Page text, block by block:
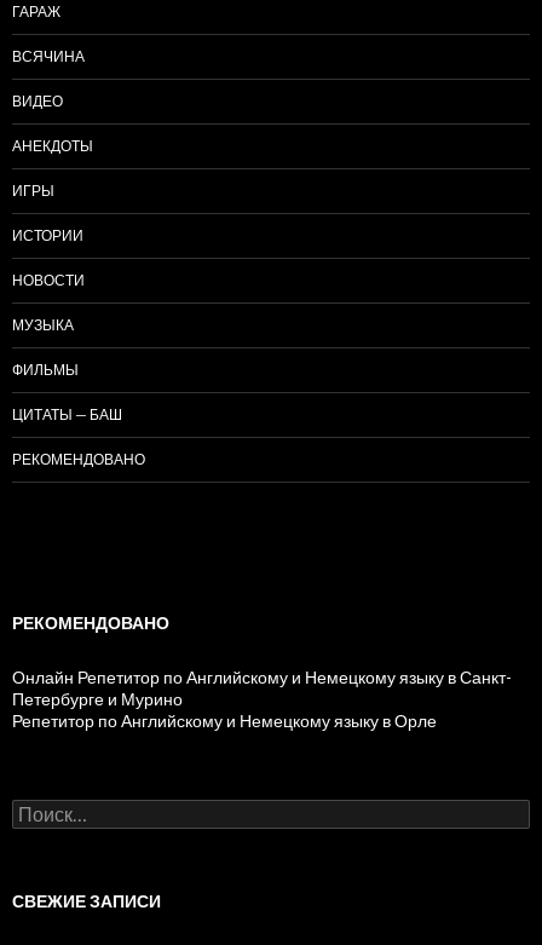
ГАРАЖ
ВСЯЧИНА
ВИДЕО
АНЕКДОТЫ
ИГРЫ
ИСТОРИИ
НОВОСТИ
МУЗЫКА
ФИЛЬМЫ
ЦИТАТЫ — БАШ
РЕКОМЕНДОВАНО
РЕКОМЕНДОВАНО
Онлайн Репетитор по Английскому и Немецкому языку в Санкт-
Петербурге и Мурино
Репетитор по Английскому и Немецкому языку в Орле
Н
а
и
СВЕЖИЕ ЗАПИСИ